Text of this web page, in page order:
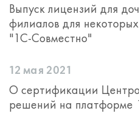
Выпуск лицензий для
филиалов для
"1С-Совместно"
12 мая 2021
О сертификации
решений на платформе